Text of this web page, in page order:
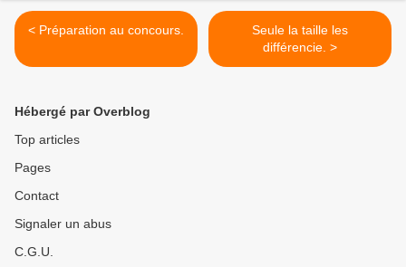
< Préparation au concours.
Seule la taille les
différencie. >
Hébergé par Overblog
Top articles
Pages
Contact
Signaler un abus
C.G.U.